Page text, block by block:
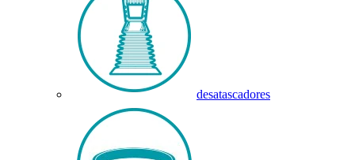
desatascadores